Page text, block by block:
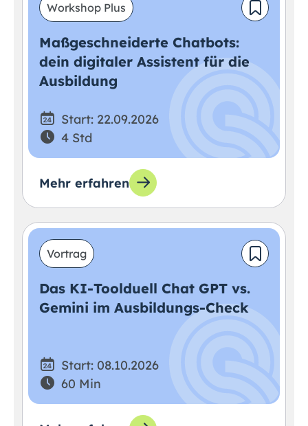
Workshop Plus
Maßgeschneiderte Chatbots:
dein digitaler Assistent für die
Ausbildung
Start: 22.09.2026
4 Std
Mehr erfahren
Vortrag
Das KI-Toolduell Chat GPT vs.
Gemini im Ausbildungs-Check
Start: 08.10.2026
60 Min